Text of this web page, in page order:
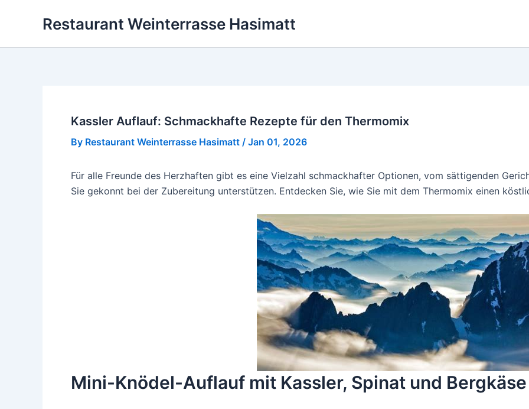
Restaurant Weinterrasse Hasimatt
Kassler Auflauf: Schmackhafte Rezepte für den Thermomix
By Restaurant Weinterrasse Hasimatt / Jan 01, 2026
Für alle Freunde des Herzhaften gibt es eine Vielzahl schmackhafter Optionen, vom sättigenden
Sie gekonnt bei der Zubereitung unterstützen. Entdecken Sie, wie Sie mit dem Thermomix einen
Mini-Knödel-Auflauf mit Kassler, Spinat und Bergkäse